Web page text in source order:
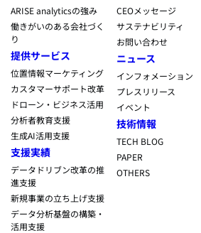
ARISE analyticsの強み
働きがいのある会社づく
り
提供サービス
位置情報マーケティング
カスタマーサポート改革
ドローン・ビジネス活用
分析者教育支援
生成AI活用支援
支援実績
データドリブン改革の推
進支援
新規事業の立ち上げ支援
データ分析基盤の構築・
活用支援
CEOメッセージ
サステナビリティ
お問い合わせ
ニュース
インフォメーション
プレスリリース
イベント
技術情報
TECH BLOG
PAPER
OTHERS